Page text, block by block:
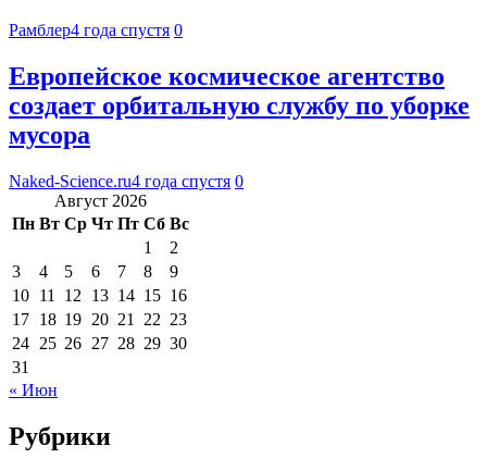
Рамблер4 года спустя 0
Европейское космическое агентство
создает орбитальную службу по уборке
мусора
Naked-Science.ru4 года спустя 0
Август 2026
Пн Вт Ср Чт Пт Сб Вс
1
2
3
4 5 6 7 8
9
10 11 12 13 14 15 16
17 18 19 20 21 22 23
24 25 26 27 28 29 30
31
« Июн
Рубрики